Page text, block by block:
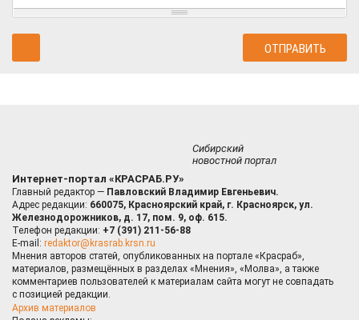
Сибирский
новостной портал
Интернет-портал «КРАСРАБ.РУ»
Главный редактор — Павловский Владимир Евгеньевич.
Адрес редакции: 660075, Красноярский край, г. Красноярск, ул.
Железнодорожников, д. 17, пом. 9, оф. 615.
Телефон редакции: +7 (391) 211-56-88
E-mail: redaktor@krasrab.krsn.ru
Мнения авторов статей, опубликованных на портале «Красраб»,
материалов, размещённых в разделах «Мнения», «Молва», а также
комментариев пользователей к материалам сайта могут не совпадать
с позицией редакции.
Архив материалов